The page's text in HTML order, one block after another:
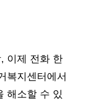
이제 전화 한
복지센터에서
해소할 수 있